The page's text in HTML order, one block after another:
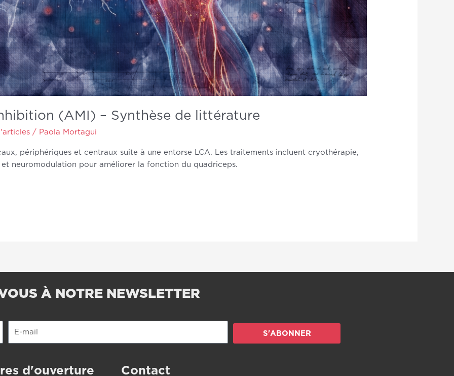
(AMI) – Synthèse de littérature
/ Paola Mortagui
périphériques et centraux suite à une entorse LCA. Les traitements incluent cryothérapie,
neuromodulation pour améliorer la fonction du quadriceps.
À NOTRE NEWSLETTER
S'ABONNER
d'ouverture Contact